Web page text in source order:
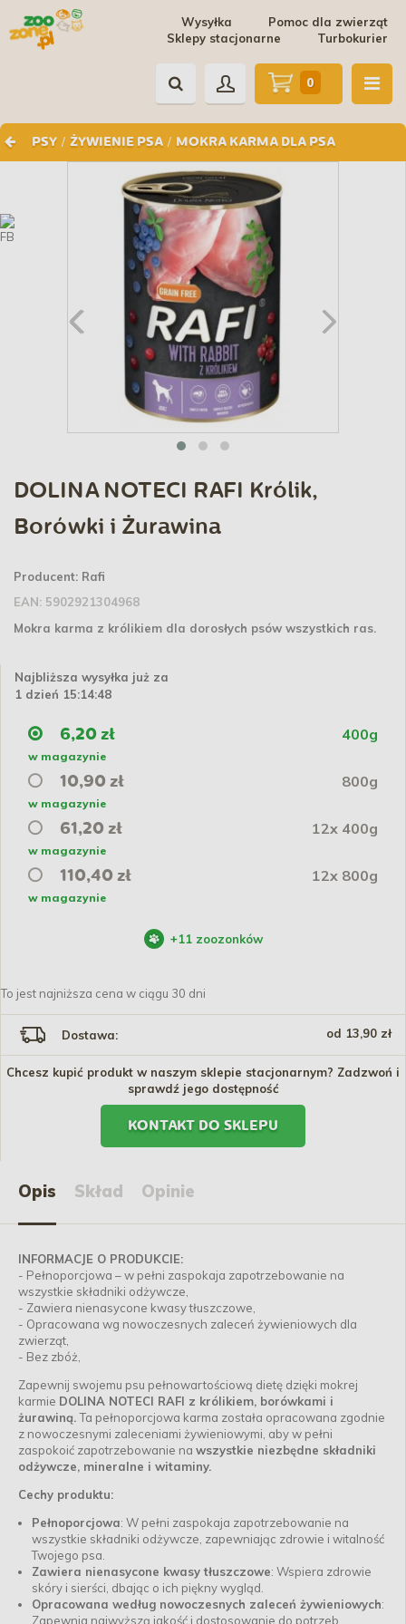
Pomoc dla zwierząt
Wysyłka
Turbokurier
Sklepy stacjonarne
PSY / ŻYWIENIE PSA / MOKRA KARMA DLA PSA
0
DOLINA NOTECI RAFI Królik,
Borówki i Żurawina
Producent: Rafi
EAN: 5902921304968
Mokra karma z królikiem dla dorosłych psów wszystkich ras.
Najbliższa wysyłka już za
1 dzień 15:14:48
6,20 zł 400g
w magazynie
10,90 zł 800g
w magazynie
61,20 zł 12x 400g
w magazynie
110,40 zł 12x 800g
w magazynie
+11 zoozonków
To jest najniższa cena w ciągu 30 dni
Dostawa: od 13,90 zł
Chcesz kupić produkt w naszym sklepie stacjonarnym? Zadzwoń i
sprawdź jego dostępność
KONTAKT DO SKLEPU
Opis Skład Opinie
INFORMACJE O PRODUKCIE:
- Pełnoporcjowa – w pełni zaspokaja zapotrzebowanie na
wszystkie składniki odżywcze,
- Zawiera nienasycone kwasy tłuszczowe,
- Opracowana wg nowoczesnych zaleceń żywieniowych dla
zwierząt,
- Bez zbóż,
Zapewnij swojemu psu pełnowartościową dietę dzięki mokrej
karmie DOLINA NOTECI RAFI z królikiem, borówkami i
żurawiną.Ta pełnoporcjowa karma została opracowana zgodnie
z nowoczesnymi zaleceniami żywieniowymi, aby w pełni
zaspokoić zapotrzebowanie na wszystkie niezbędne składniki
odżywcze, mineralne i witaminy.
Cechy produktu:
Pełnoporcjowa: W pełni zaspokaja zapotrzebowanie na
wszystkie składniki odżywcze, zapewniając zdrowie i witalność
Twojego psa.
Zawiera nienasycone kwasy tłuszczowe: Wspiera zdrowie
skóry i sierści, dbając o ich piękny wygląd.
Opracowana według nowoczesnych zaleceń żywieniowych:
Zapewnia najwyższą jakość i dostosowanie do potrzeb